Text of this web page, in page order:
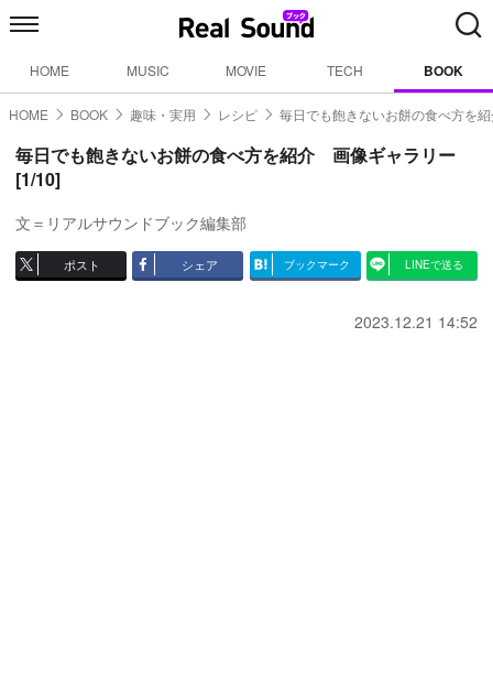
HOME MUSIC MOVIE TECH BOOK
HOME BOOK 趣味・実用 レシピ 毎日でも飽きないお餅の食べ方を
毎日でも飽きないお餅の食べ方を紹介 画像ギャラリー
[1/10]
文＝リアルサウンドブック編集部
ポスト シェア ブックマーク LINEで送る
2023.12.21 14:52